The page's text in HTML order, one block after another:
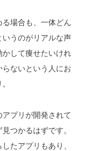
場合も、一体どん
うのがリアルな声
して痩せたいけれ
ないという人にお
プリが開発されて
つかるはずです。
たアプリもあり、